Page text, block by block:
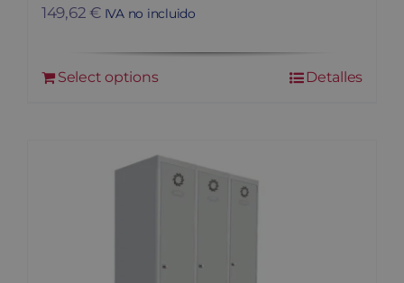
149,62€ IVA no incluido
Select options Detalles